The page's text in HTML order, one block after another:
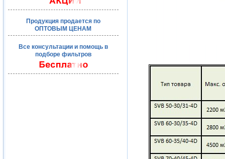
Продукция продается по
ОПТОВЫМ ЦЕНАМ
Все консультации и помощь в
подборе фильтров